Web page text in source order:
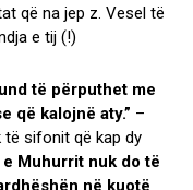
që na jep z. Vesel të
e tij (!)
të përputhet me
që kalojnë aty.” –
të sifonit që kap dy
e Muhurrit nuk do të
në kuotë